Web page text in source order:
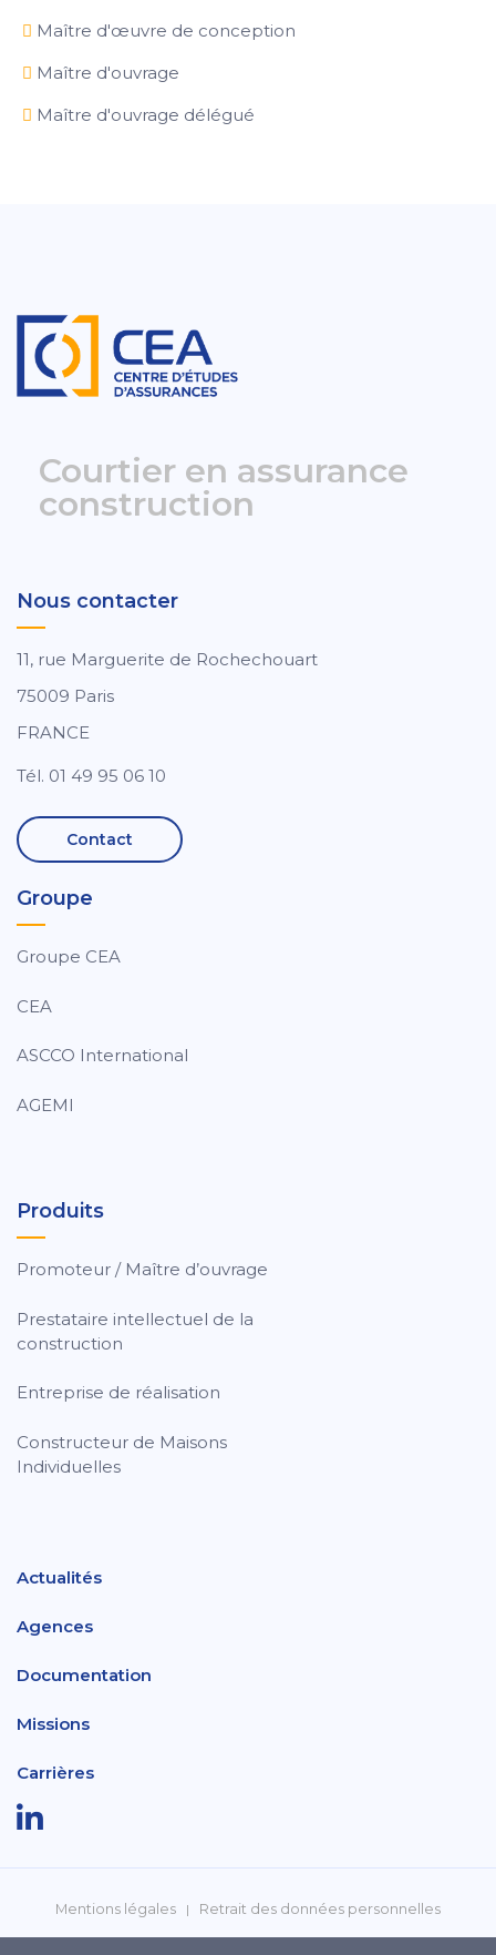
Maître d'œuvre de conception
Maître d'ouvrage
Maître d'ouvrage délégué
Courtier en assurance
construction
Nous contacter
11, rue Marguerite de Rochechouart
75009 Paris
FRANCE
Tél. 01 49 95 06 10
Contact
Groupe
Groupe CEA
CEA
ASCCO International
AGEMI
Produits
Promoteur / Maître d’ouvrage
Prestataire intellectuel de la
construction
Entreprise de réalisation
Constructeur de Maisons
Individuelles
Actualités
Agences
Documentation
Missions
Carrières
Mentions légales Retrait des données personnelles